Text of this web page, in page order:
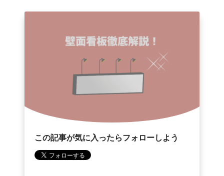
この記事が気に入ったらフォローしよう